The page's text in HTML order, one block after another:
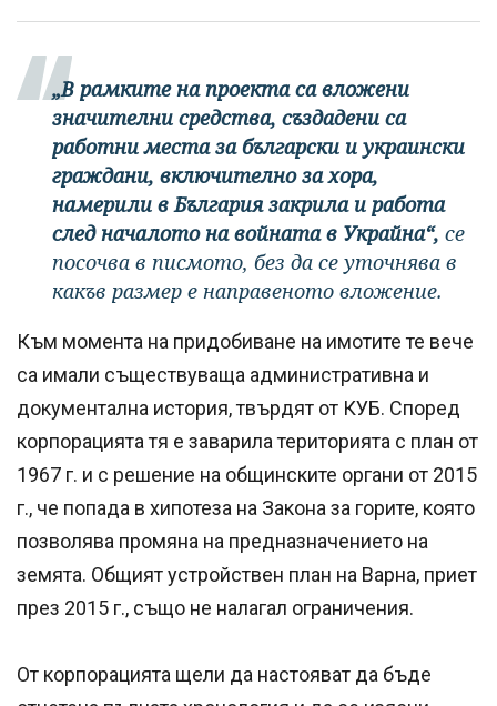
„В рамките на проекта са вложени
значителни средства, създадени са
работни места за български и украински
граждани, включително за хора,
намерили в България закрила и работа
след началото на войната в Украйна“, се
посочва в писмото, без да се уточнява в
какъв размер е направеното вложение.
Към момента на придобиване на имотите те вече
са имали съществуваща административна и
документална история, твърдят от КУБ. Според
корпорацията тя е заварила територията с план от
1967 г. и с решение на общинските органи от 2015
г., че попада в хипотеза на Закона за горите, която
позволява промяна на предназначението на
земята. Общият устройствен план на Варна, приет
през 2015 г., също не налагал ограничения.
От корпорацията щели да настояват да бъде